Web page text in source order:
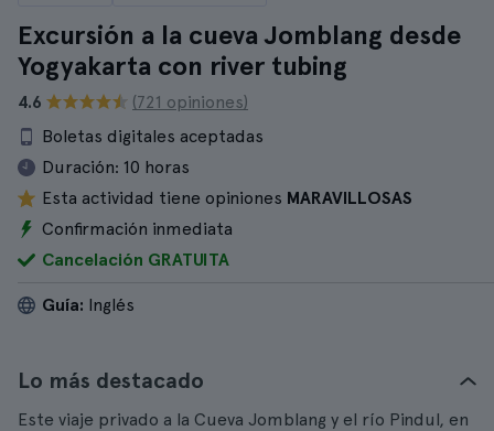
Excursión a la cueva Jomblang desde
Yogyakarta con river tubing
4.6
(721 opiniones)
Boletas digitales aceptadas
Duración: 10 horas
Esta actividad tiene opiniones MARAVILLOSAS
Confirmación inmediata
Cancelación GRATUITA
Guía: Inglés
Lo más destacado
Este viaje privado a la Cueva Jomblang y el río Pindul, en